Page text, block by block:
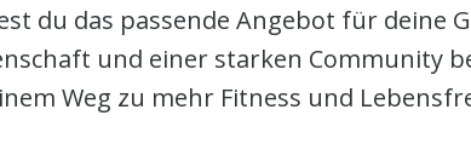
du das passende Angebot für deine
und einer starken Community
Weg zu mehr Fitness und